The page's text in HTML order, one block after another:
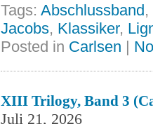
Tags: Abschlussband,
Jacobs, Klassiker,
Posted in Carlsen |
XIII Trilogy, Band 3
Juli 21, 2026